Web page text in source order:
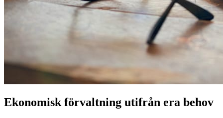
Ekonomisk förvaltning utifrån era behov